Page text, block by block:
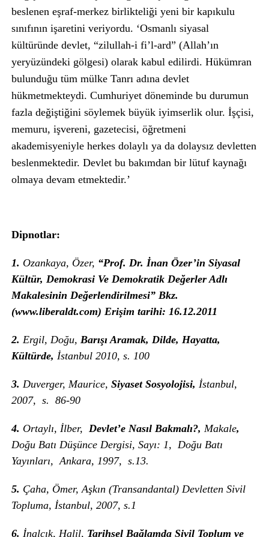
beslenen eşraf-merkez birlikteliği yeni bir kapıkulu
sınıfının işaretini veriyordu. ‘Osmanlı siyasal
kültüründe devlet, “zilullah-i fi’l-ard” (Allah’ın
yeryüzündeki gölgesi) olarak kabul edilirdi. Hükümran
bulunduğu tüm mülke Tanrı adına devlet
hükmetmekteydi. Cumhuriyet döneminde bu durumun
fazla değiştiğini söylemek büyük iyimserlik olur. İşçisi,
memuru, işvereni, gazetecisi, öğretmeni
akademisyeniyle herkes dolaylı ya da dolaysız devletten
beslenmektedir. Devlet bu bakımdan bir lütuf kaynağı
olmaya devam etmektedir.’
Dipnotlar:
1. Ozankaya, Özer, “Prof. Dr. İnan Özer’in Siyasal
Kültür, Demokrasi Ve Demokratik Değerler Adlı
Makalesinin Değerlendirilmesi” Bkz.
(www.liberaldt.com) Erişim tarihi: 16.12.2011
2. Ergil, Doğu, Barışı Aramak, Dilde, Hayatta,
Kültürde, İstanbul 2010, s. 100
3. Duverger, Maurice, Siyaset Sosyolojisi, İstanbul,
2007, s. 86-90
4. Ortaylı, İlber, Devlet’e Nasıl Bakmalı?, Makale,
Doğu Batı Düşünce Dergisi, Sayı: 1, Doğu Batı
Yayınları, Ankara, 1997, s.13.
5. Çaha, Ömer, Aşkın (Transandantal) Devletten Sivil
Topluma, İstanbul, 2007, s.1
6. İnalcık, Halil, Tarihsel Bağlamda Sivil Toplum ve